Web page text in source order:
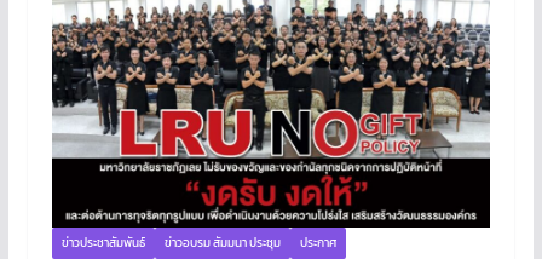
ข่าวประชาสัมพันธ์ ข่าวอบรม สัมมนา ประชุม ประกาศ